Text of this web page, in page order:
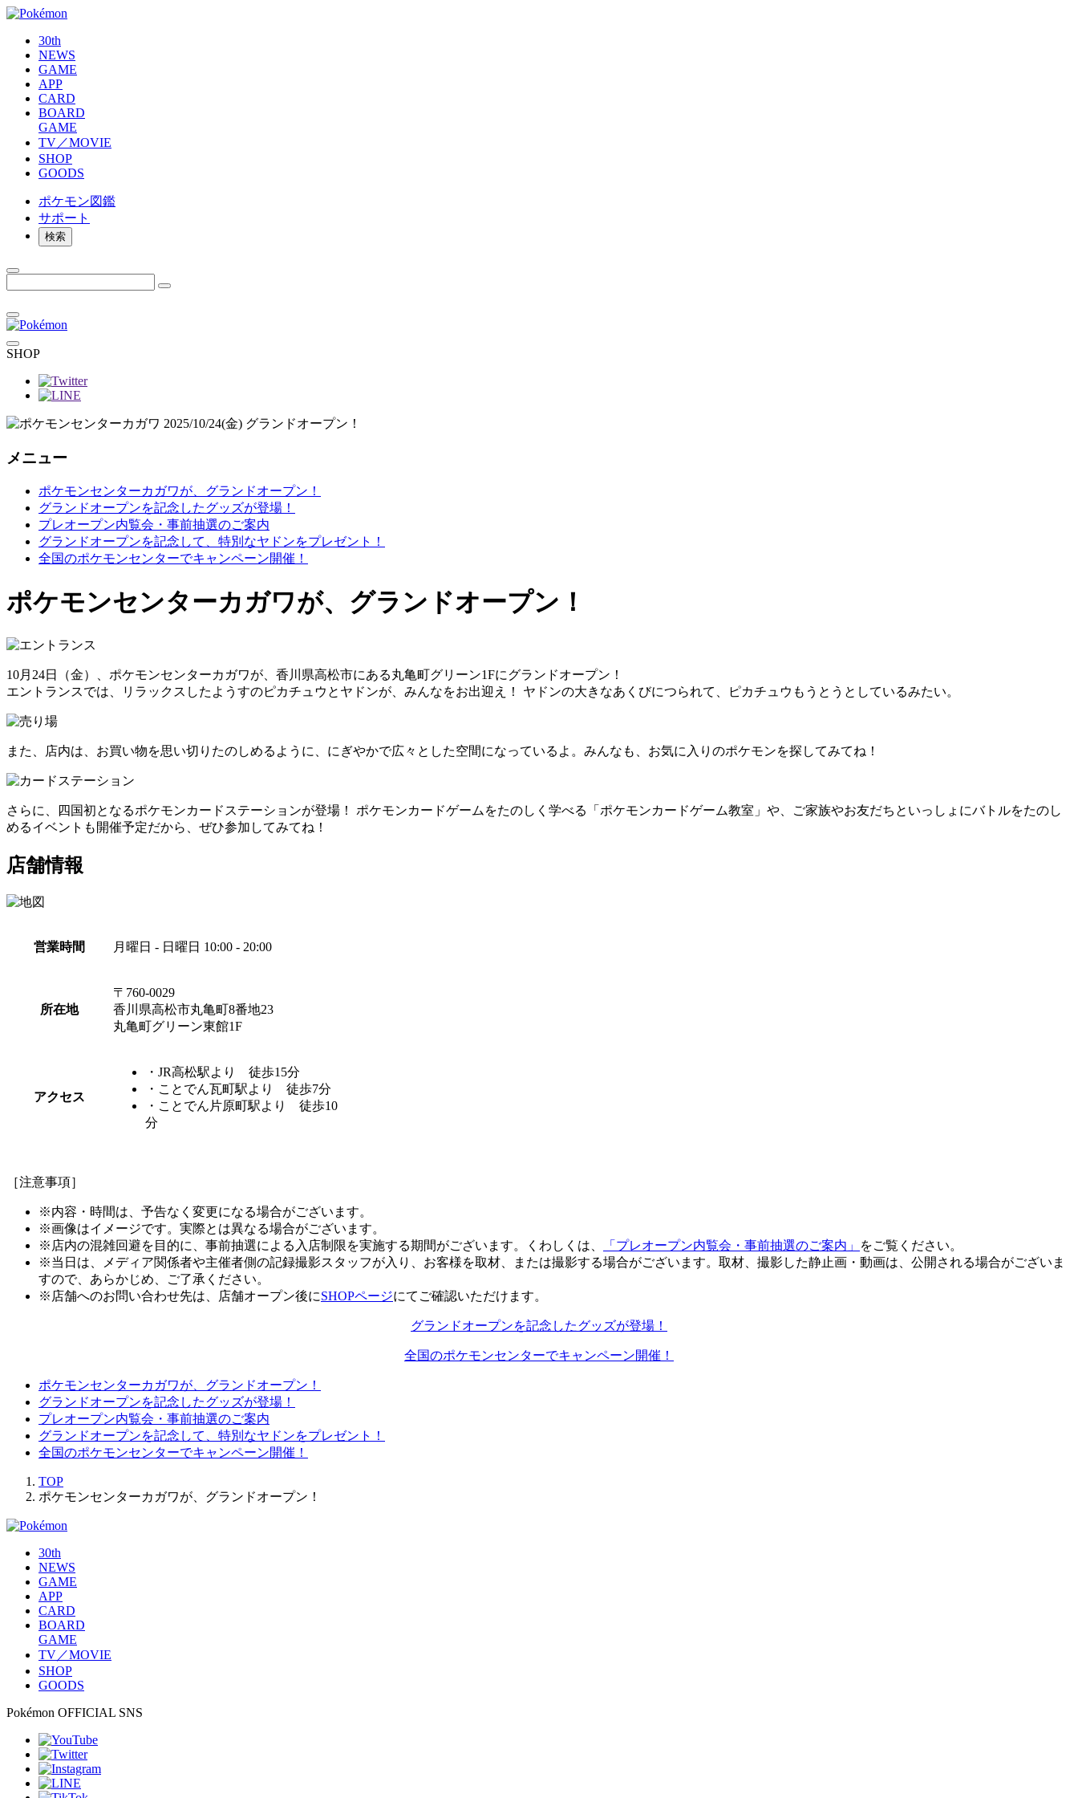
30th
NEWS
GAME
APP
CARD
BOARD
GAME
TV／MOVIE
SHOP
GOODS
ポケモン図鑑
サポート
検索
SHOP
メニュー
ポケモンセンターカガワが、グランドオープン！
グランドオープンを記念したグッズが登場！
プレオープン内覧会・事前抽選のご案内
グランドオープンを記念して、特別なヤドンをプレゼント！
全国のポケモンセンターでキャンペーン開催！
ポケモンセンターカガワが、グランドオープン！
10月24日（金）、ポケモンセンターカガワが、香川県高松市にある丸亀町グリーン1Fにグランドオープン！
エントランスでは、リラックスしたようすのピカチュウとヤドンが、みんなをお出迎え！ ヤドンの大きなあくびにつられて、ピカチュウもうとうとしているみたい。
また、店内は、お買い物を思い切りたのしめるように、にぎやかで広々とした空間になっているよ。みんなも、お気に入りのポケモンを探してみてね！
さらに、四国初となるポケモンカードステーションが登場！ ポケモンカードゲームをたのしく学べる「ポケモンカードゲーム教室」や、ご家族やお友だちといっしょにバトルをたのし
めるイベントも開催予定だから、ぜひ参加してみてね！
店舗情報
営業時間 月曜日 - 日曜日 10:00 - 20:00
所在地
〒760-0029
香川県高松市丸亀町8番地23
丸亀町グリーン東館1F
アクセス
・JR高松駅より 徒歩15分
・ことでん瓦町駅より 徒歩7分
・ことでん片原町駅より 徒歩10
分
［注意事項］
※内容・時間は、予告なく変更になる場合がございます。
※画像はイメージです。実際とは異なる場合がございます。
※店内の混雑回避を目的に、事前抽選による入店制限を実施する期間がございます。くわしくは、
「プレオープン内覧会・事前抽選のご案内」
をご覧ください。
※当日は、メディア関係者や主催者側の記録撮影スタッフが入り、お客様を取材、または撮影する場合がございます。取材、撮影した静止画・動画は、公開される場合がございま
すので、あらかじめ、ご了承ください。
※店舗へのお問い合わせ先は、店舗オープン後にSHOPページにてご確認いただけます。
グランドオープンを記念したグッズが登場！
全国のポケモンセンターでキャンペーン開催！
ポケモンセンターカガワが、グランドオープン！
グランドオープンを記念したグッズが登場！
プレオープン内覧会・事前抽選のご案内
グランドオープンを記念して、特別なヤドンをプレゼント！
全国のポケモンセンターでキャンペーン開催！
TOP
ポケモンセンターカガワが、グランドオープン！
30th
NEWS
GAME
APP
CARD
BOARD
GAME
TV／MOVIE
SHOP
GOODS
Pokémon OFFICIAL SNS